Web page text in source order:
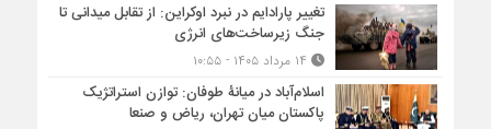
تغییر پارادایم در نبرد اوکراین: از تقابل میدانی تا
جنگ زیرساخت‌های انرژی
اسلام‌آباد در میانۀ طوفان: توازن استراتژیک
پاکستان میان تهران، ریاض و صنعا